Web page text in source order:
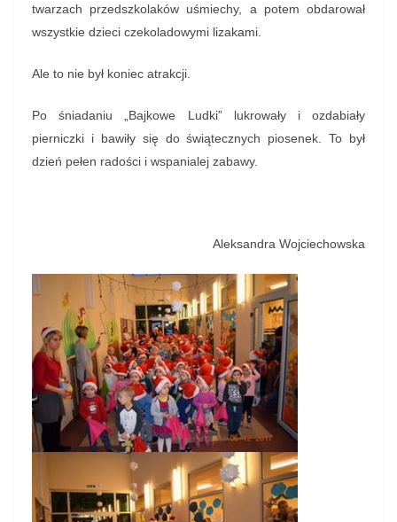
twarzach przedszkolaków uśmiechy, a potem obdarował
wszystkie dzieci czekoladowymi lizakami.
Ale to nie był koniec atrakcji.
Po śniadaniu „Bajkowe Ludki” lukrowały i ozdabiały
pierniczki i bawiły się do świątecznych piosenek. To był
dzień pełen radości i wspanialej zabawy.
Aleksandra Wojciechowska